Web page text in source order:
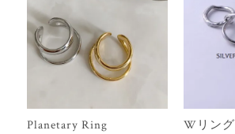
Planetary Ring Wリング